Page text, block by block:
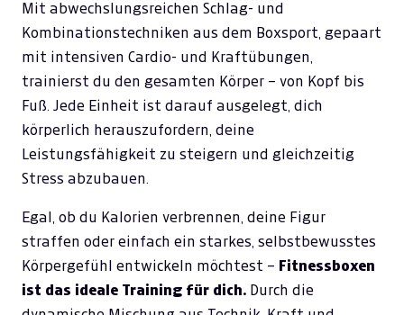
Mit abwechslungsreichen Schlag- und
Kombinationstechniken aus dem Boxsport, gepaart
mit intensiven Cardio- und Kraftübungen,
trainierst du den gesamten Körper – von Kopf bis
Fuß. Jede Einheit ist darauf ausgelegt, dich
körperlich herauszufordern, deine
Leistungsfähigkeit zu steigern und gleichzeitig
Stress abzubauen.
Egal, ob du Kalorien verbrennen, deine Figur
straffen oder einfach ein starkes, selbstbewusstes
Körpergefühl entwickeln möchtest – Fitnessboxen
ist das ideale Training für dich. Durch die